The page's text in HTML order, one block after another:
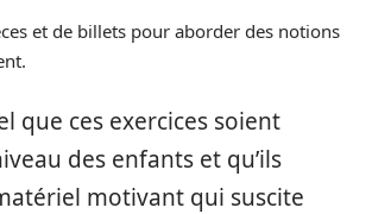
et de billets pour aborder des notions
que ces exercices soient
des enfants et qu’ils
motivant qui suscite